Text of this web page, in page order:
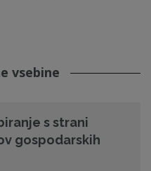
vsebine
s strani
gospodarskih